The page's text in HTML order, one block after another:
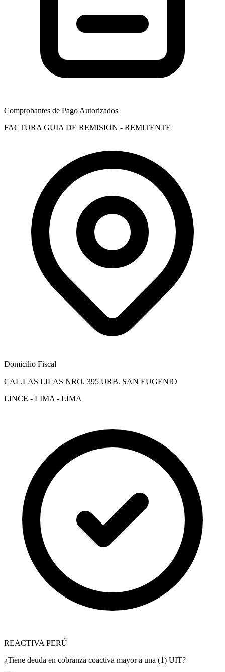
Comprobantes de Pago Autorizados
FACTURA GUIA DE REMISION - REMITENTE
Domicilio Fiscal
CAL.LAS LILAS NRO. 395 URB. SAN EUGENIO
LINCE - LIMA - LIMA
REACTIVA PERÚ
¿Tiene deuda en cobranza coactiva mayor a una (1) UIT?